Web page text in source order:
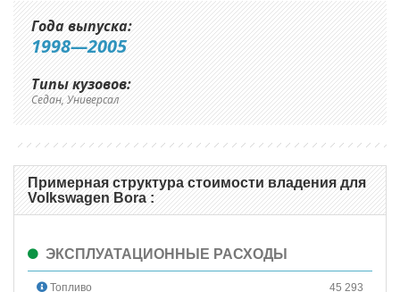
Года выпуска:
1998—2005
Типы кузовов:
Седан, Универсал
Примерная структура стоимости владения для
Volkswagen Bora :
ЭКСПЛУАТАЦИОННЫЕ РАСХОДЫ
Топливо 45 293